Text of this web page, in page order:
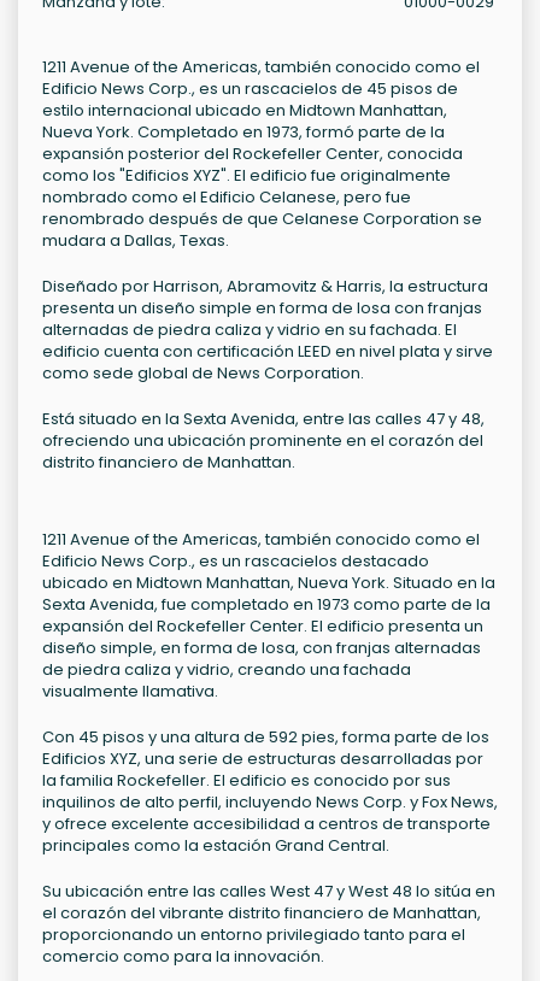
1211 Avenue of the Americas, también conocido como el
Edificio News Corp., es un rascacielos de 45 pisos de
estilo internacional ubicado en Midtown Manhattan,
Nueva York. Completado en 1973, formó parte de la
expansión posterior del Rockefeller Center, conocida
como los "Edificios XYZ". El edificio fue originalmente
nombrado como el Edificio Celanese, pero fue
renombrado después de que Celanese Corporation se
mudara a Dallas, Texas.
Diseñado por Harrison, Abramovitz & Harris, la estructura
presenta un diseño simple en forma de losa con franjas
alternadas de piedra caliza y vidrio en su fachada. El
edificio cuenta con certificación LEED en nivel plata y sirve
como sede global de News Corporation.
Está situado en la Sexta Avenida, entre las calles 47 y 48,
ofreciendo una ubicación prominente en el corazón del
distrito financiero de Manhattan.
1211 Avenue of the Americas, también conocido como el
Edificio News Corp., es un rascacielos destacado
ubicado en Midtown Manhattan, Nueva York. Situado en la
Sexta Avenida, fue completado en 1973 como parte de la
expansión del Rockefeller Center. El edificio presenta un
diseño simple, en forma de losa, con franjas alternadas
de piedra caliza y vidrio, creando una fachada
visualmente llamativa.
Con 45 pisos y una altura de 592 pies, forma parte de los
Edificios XYZ, una serie de estructuras desarrolladas por
la familia Rockefeller. El edificio es conocido por sus
inquilinos de alto perfil, incluyendo News Corp. y Fox News,
y ofrece excelente accesibilidad a centros de transporte
principales como la estación Grand Central.
Su ubicación entre las calles West 47 y West 48 lo sitúa en
el corazón del vibrante distrito financiero de Manhattan,
proporcionando un entorno privilegiado tanto para el
comercio como para la innovación.